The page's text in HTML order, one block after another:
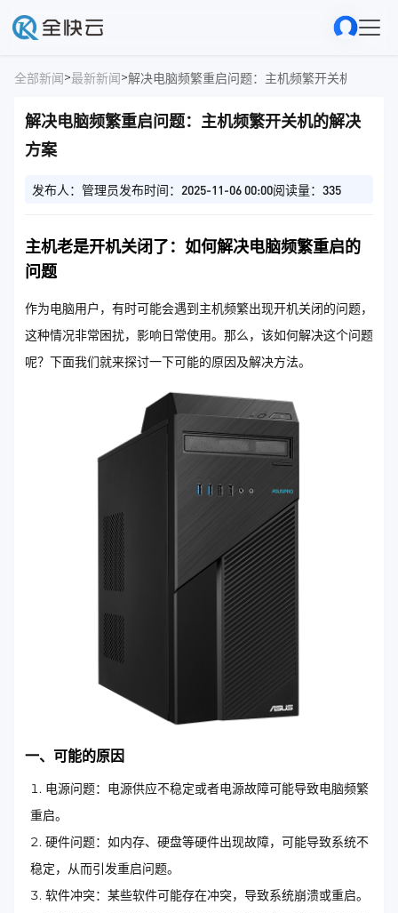
全部新闻>最新新闻>解决电脑频繁重启问题：主机频繁开关机的解决
解决电脑频繁重启问题：主机频繁开关机的解决
方案
发布人：管理员发布时间：2025-11-06 00:00阅读量：335
主机老是开机关闭了：如何解决电脑频繁重启的
问题
作为电脑用户，有时可能会遇到主机频繁出现开机关闭的问题，
这种情况非常困扰，影响日常使用。那么，该如何解决这个问题
呢？下面我们就来探讨一下可能的原因及解决方法。
一、可能的原因
电源问题：电源供应不稳定或者电源故障可能导致电脑频繁
重启。
硬件问题：如内存、硬盘等硬件出现故障，可能导致系统不
稳定，从而引发重启问题。
软件冲突：某些软件可能存在冲突，导致系统崩溃或重启。